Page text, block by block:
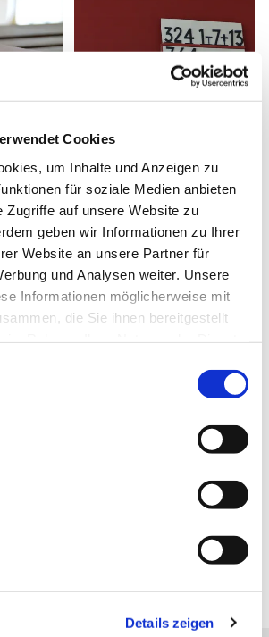
Cookies
um Inhalte und Anzeigen zu
für soziale Medien anbieten
Zugriffe auf unsere Website zu
geben wir Informationen zu Ihrer
Website an unsere Partner für
und Analysen weiter. Unsere
Informationen möglicherweise mit
die Sie ihnen bereitgestellt
Details zeigen